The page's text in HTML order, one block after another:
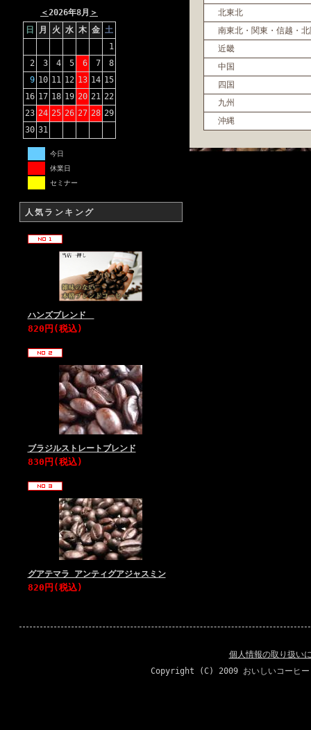
＜2026年8月 ＞
日
月 火 水 木 金 土
1
2
3 4 5 6 7
8
9 10 11 12 13 14 15
16 17 18 19 20 21 22
23 24 25 26 27 28 29
30 31
今日
休業日
セミナー
人気ランキング
ハンズブレンド
820円(税込)
ブラジルストレートブレンド
830円(税込)
グアテマラ アンティグアジャスミン
820円(税込)
北東北
南東北・関東・信越・
近畿
中国
四国
九州
沖縄
個人情報の取り扱い
Copyright (C) 2009 おいしいコー